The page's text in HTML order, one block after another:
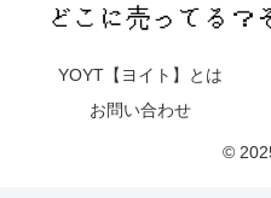
YOYT【ヨイト】とは
お問い合わせ
©